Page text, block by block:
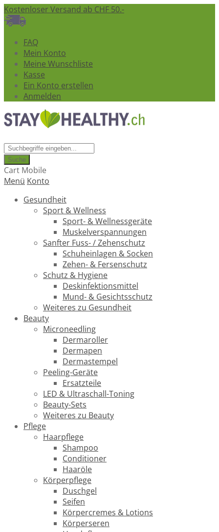
Kostenloser Versand ab CHF 50.-
FAQ
Mein Konto
Meine Wunschliste
Kasse
Ein Konto erstellen
Anmelden
Suche
Cart Mobile
Menü Konto
Gesundheit
Sport & Wellness
Sport- & Wellnessgeräte
Muskelverspannungen
Sanfter Fuss- / Zehenschutz
Schuheinlagen & Socken
Zehen- & Fersenschutz
Schutz & Hygiene
Deskinfektionsmittel
Mund- & Gesichtsschutz
Weiteres zu Gesundheit
Beauty
Microneedling
Dermaroller
Dermapen
Dermastempel
Peeling-Geräte
Ersatzteile
LED & Ultraschall-Toning
Beauty-Sets
Weiteres zu Beauty
Pflege
Haarpflege
Shampoo
Conditioner
Haaröle
Körperpflege
Duschgel
Seifen
Körpercremes & Lotions
Körperseren